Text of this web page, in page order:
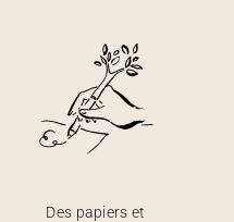
Des papiers et